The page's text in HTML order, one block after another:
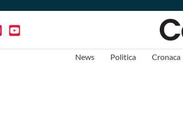
News Politica Cronaca